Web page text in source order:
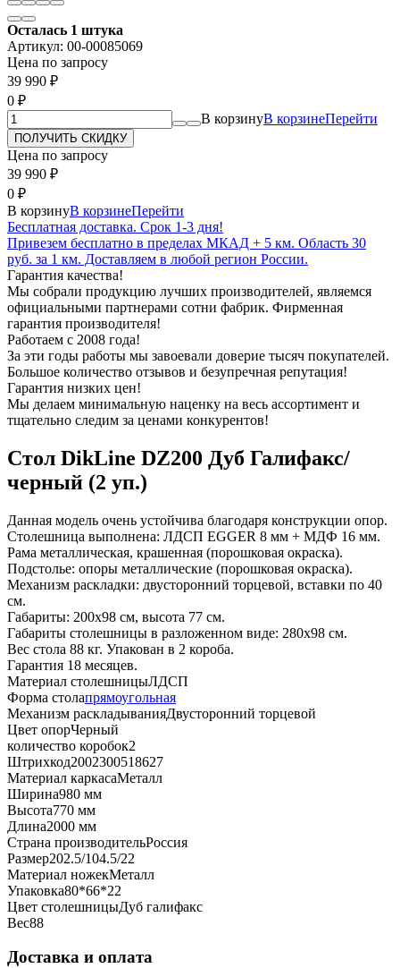
Осталась 1 штука
Артикул: 00-00085069
Цена по запросу
39 990 ₽
0 ₽
В корзинуВ корзинеПерейти
Цена по запросу
39 990 ₽
0 ₽
В корзинуВ корзинеПерейти
Бесплатная доставка. Срок 1-3 дня!
Привезем бесплатно в пределах МКАД + 5 км. Область 30
руб. за 1 км. Доставляем в любой регион России.
Гарантия качества!
Мы собрали продукцию лучших производителей, являемся
официальными партнерами сотни фабрик. Фирменная
гарантия производителя!
Работаем с 2008 года!
За эти годы работы мы завоевали доверие тысяч покупателей.
Большое количество отзывов и безупречная репутация!
Гарантия низких цен!
Мы делаем минимальную наценку на весь ассортимент и
тщательно следим за ценами конкурентов!
Стол DikLine DZ200 Дуб Галифакс/
черный (2 уп.)
Данная модель очень устойчива благодаря конструкции опор.
Столешница выполнена: ЛДСП EGGER 8 мм + МДФ 16 мм.
Рама металлическая, крашенная (порошковая окраска).
Подстолье: опоры металлические (порошковая окраска).
Механизм раскладки: двусторонний торцевой, вставки по 40
см.
Габариты: 200х98 см, высота 77 см.
Габариты столешницы в разложенном виде: 280х98 см.
Вес стола 88 кг. Упакован в 2 короба.
Гарантия 18 месяцев.
Материал столешницыЛДСП
Форма столапрямоугольная
Механизм раскладыванияДвусторонний торцевой
Цвет опорЧерный
количество коробок2
Штрихкод2002300518627
Материал каркасаМеталл
Ширина980 мм
Высота770 мм
Длина2000 мм
Страна производительРоссия
Размер202.5/104.5/22
Материал ножекМеталл
Упаковка80*66*22
Цвет столешницыДуб галифакс
Вес88
Доставка и оплата